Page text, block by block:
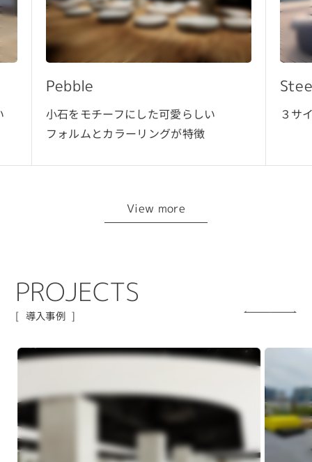
Pebble
小石をモチーフにした可愛らしい
フォルムとカラーリングが特徴
３サ
View more
PROJECTS
導入事例